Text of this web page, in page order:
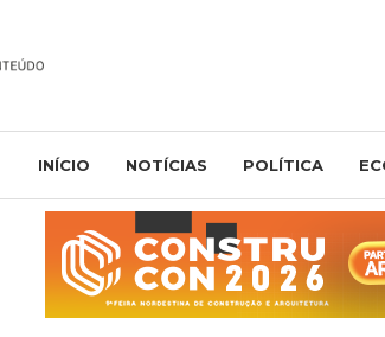
INÍCIO NOTÍCIAS POLÍTICA